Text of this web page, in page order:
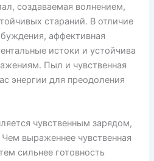
создаваемая волнением,
стараний. В отличие
аффективная
истоки и устойчива
Пыл и чувственная
энергии для преодоления
чувственным зарядом,
выраженнее чувственная
сильнее готовность